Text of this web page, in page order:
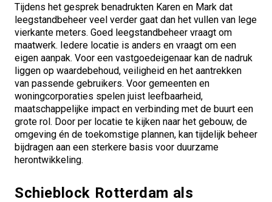
Tijdens het gesprek benadrukten Karen en Mark dat
leegstandbeheer veel verder gaat dan het vullen van lege
vierkante meters. Goed leegstandbeheer vraagt om
maatwerk. Iedere locatie is anders en vraagt om een
eigen aanpak. Voor een vastgoedeigenaar kan de nadruk
liggen op waardebehoud, veiligheid en het aantrekken
van passende gebruikers. Voor gemeenten en
woningcorporaties spelen juist leefbaarheid,
maatschappelijke impact en verbinding met de buurt een
grote rol. Door per locatie te kijken naar het gebouw, de
omgeving én de toekomstige plannen, kan tijdelijk beheer
bijdragen aan een sterkere basis voor duurzame
herontwikkeling.
Schieblock Rotterdam als